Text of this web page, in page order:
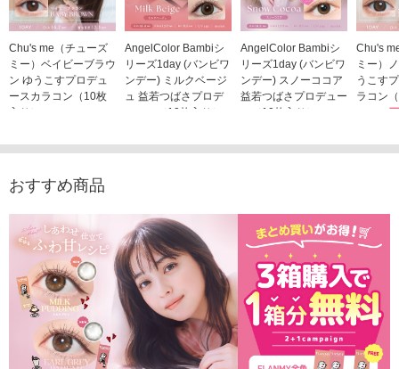
Chu's me（チューズ
ミー）ベイビーブラウ
ン ゆうこすプロデュ
ースカラコン（10枚
入り）
AngelColor Bambiシ
リーズ1day (バンビワ
ンデー) ミルクベージ
ュ 益若つばさプロデ
ュース（10枚入り）
AngelColor Bambiシ
リーズ1day (バンビワ
ンデー) スノーココア
益若つばさプロデュー
ス（10枚入り）
Chu's
ミー）
うこす
ラコン
1,705
おすすめ商品